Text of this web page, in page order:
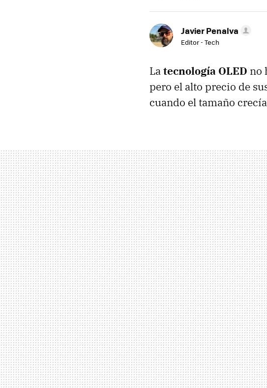
Javier Penalva
Editor - Tech
Latecnología OLED no
pero el alto precio de
cuando el tamaño